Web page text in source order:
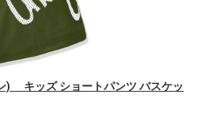
) キッズ ショートパンツ バスケッ